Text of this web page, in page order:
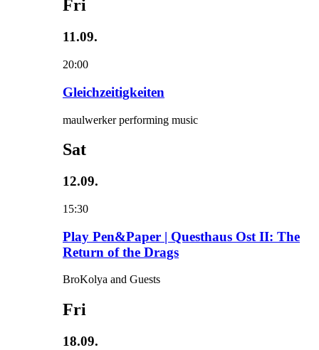
Fri
11.09.
20:00
Gleichzeitigkeiten
maulwerker performing music
Sat
12.09.
15:30
Play Pen&Paper | Questhaus Ost II: The
Return of the Drags
BroKolya and Guests
Fri
18.09.